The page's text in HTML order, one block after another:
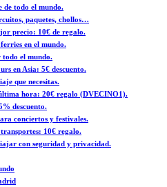
de todo el mundo.
paquetes, chollos…
precio: 10€ de regalo.
en el mundo.
el mundo.
en Asia: 5€ descuento.
que necesitas.
hora: 20€ regalo (DVECINO1).
descuento.
conciertos y festivales.
10€ regalo.
con seguridad y privacidad.